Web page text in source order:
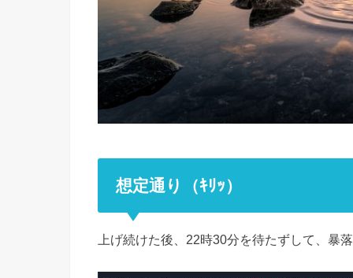
想定通り（ｷﾘｯ）
上げ続けた後、22時30分を待たずして、暴